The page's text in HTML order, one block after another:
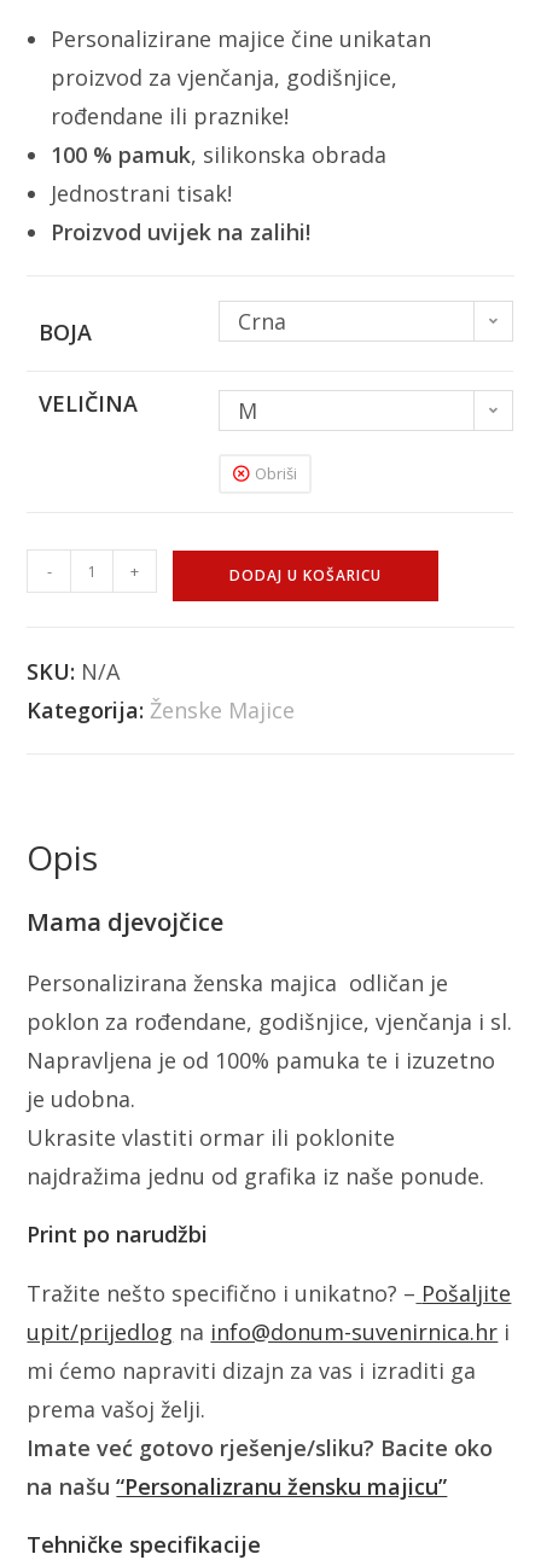
Personalizirane majice čine unikatan
proizvod za vjenčanja, godišnjice,
rođendane ili praznike!
100 % pamuk, silikonska obrada
Jednostrani tisak!
Proizvod uvijek na zalihi!
BOJA Crna
VELIČINA M
Obriši
- + DODAJ U KOŠARICU
SKU: N/A
Kategorija:Ženske Majice
Opis
Mama djevojčice
Personalizirana ženska majica odličan je
poklon za rođendane, godišnjice, vjenčanja i sl.
Napravljena je od 100% pamuka te i izuzetno
je udobna.
Ukrasite vlastiti ormar ili poklonite
najdražima jednu od grafika iz naše ponude.
Print po narudžbi
Tražite nešto specifično i unikatno? – Pošaljite
upit/prijedlog na info@donum-suvenirnica.hr i
mi ćemo napraviti dizajn za vas i izraditi ga
prema vašoj želji.
Imate već gotovo rješenje/sliku? Bacite oko
na našu“Personalizranu žensku majicu”
Tehničke specifikacije